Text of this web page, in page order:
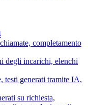
completamento
degli incarichi, elenchi
testi generati tramite IA,
su richiesta,